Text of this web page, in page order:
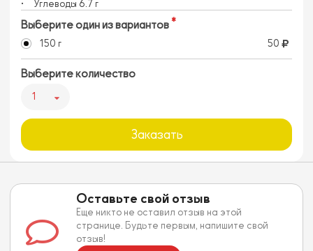
Углеводы 6.7 г
Выберите один из вариантов
150 г 50
Выберите количество
1
Заказать
Оставьте свой отзыв
Еще никто не оставил отзыв на этой
странице. Будьте первым, напишите свой
отзыв!